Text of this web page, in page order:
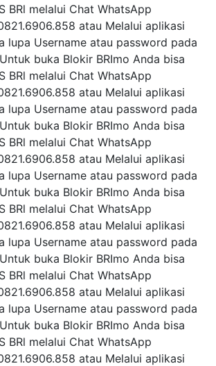
BRl melalui Chat WhatsApp
atau Melalui aplikasi
lupa Username atau password pada
buka Blokir BRImo Anda bisa
BRl melalui Chat WhatsApp
atau Melalui aplikasi
lupa Username atau password pada
buka Blokir BRImo Anda bisa
BRl melalui Chat WhatsApp
atau Melalui aplikasi
lupa Username atau password pada
buka Blokir BRImo Anda bisa
BRl melalui Chat WhatsApp
atau Melalui aplikasi
lupa Username atau password pada
buka Blokir BRImo Anda bisa
BRl melalui Chat WhatsApp
atau Melalui aplikasi
lupa Username atau password pada
buka Blokir BRImo Anda bisa
BRl melalui Chat WhatsApp
atau Melalui aplikasi